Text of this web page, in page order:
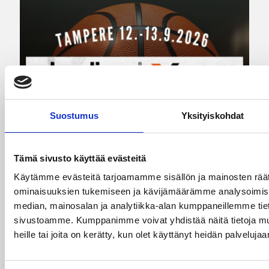
Suostumus Yksityiskohdat
Tämä sivusto käyttää evästeitä
Käytämme evästeitä tarjoamamme sisällön ja mainosten
ominaisuuksien tukemiseen ja kävijämäärämme
median, mainosalan ja analytiikka-alan kumppaneillemme
sivustoamme. Kumppanimme voivat yhdistää näitä tietoja
heille tai joita on kerätty, kun olet käyttänyt heidän
Stadium-turnaukseen
Tampereelle yli 200 joukkuetta
– juniorikoripallon
suurtapahtuma pelataan
syyskuussa